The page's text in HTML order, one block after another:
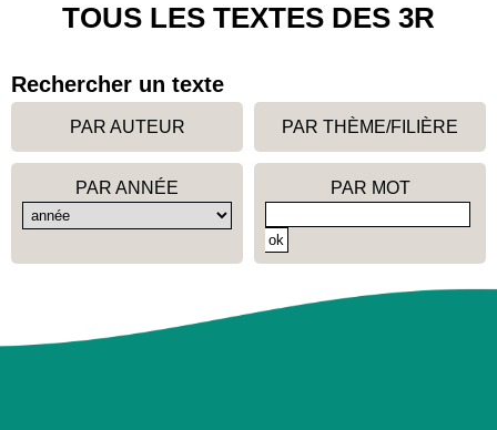
TOUS LES TEXTES DES 3R
Rechercher un texte
PAR AUTEUR PAR THÈME/FILIÈRE
PAR ANNÉE PAR MOT